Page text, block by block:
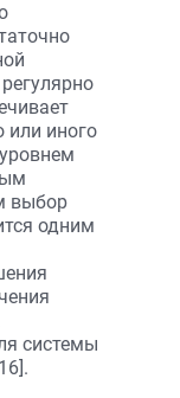
или иного
выбор
одним
системы